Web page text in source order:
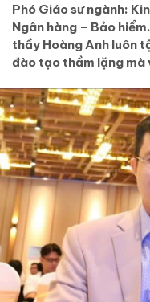
Phó Giáo sư ngành:
Ngân hàng – Bảo
thầy Hoàng Anh luôn
đào tạo thầm lặng mà